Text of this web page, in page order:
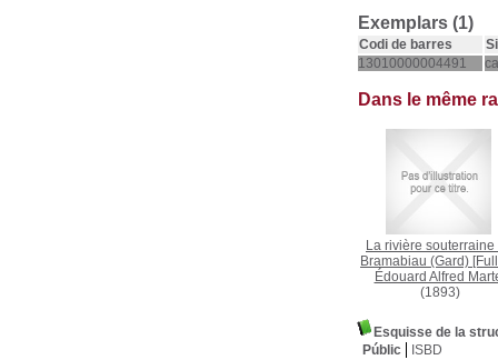
Exemplars (1)
Codi de barres
13010000004491
Dans le même
La rivière souterraine
Bramabiau (Gard)
Édouard Alfred
(1893)
Esquisse de la
Públic
ISBD